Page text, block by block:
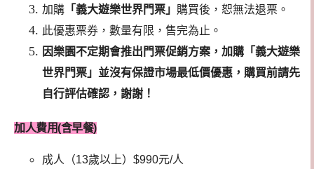
加購 「義大遊樂世界門票」 購買後，恕無法退票。
此優惠票券，數量有限，售完為止。
因樂園不定期會推出門票促銷方案，加購「義大遊樂
世界門票」並沒有保證市場最低價優惠，購買前請先
自行評估確認，謝謝！
加人費用(含早餐)
成人（13歲以上）$990元/人